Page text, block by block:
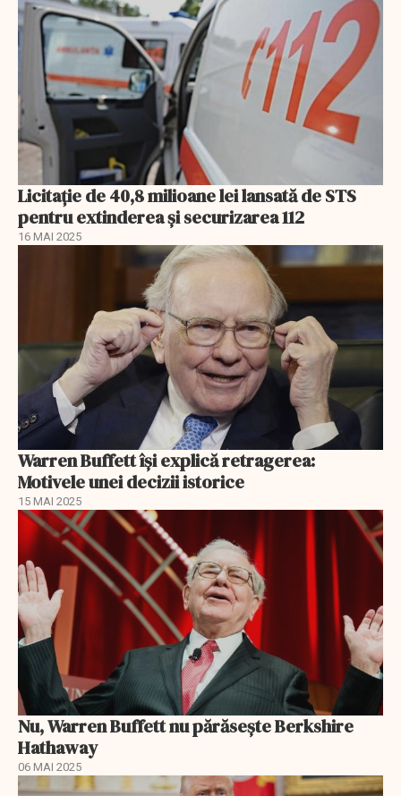
Licitație de 40,8 milioane lei lansată de STS
pentru extinderea și securizarea 112
16 MAI 2025
Warren Buffett își explică retragerea:
Motivele unei decizii istorice
15 MAI 2025
Nu, Warren Buffett nu părăsește Berkshire
Hathaway
06 MAI 2025